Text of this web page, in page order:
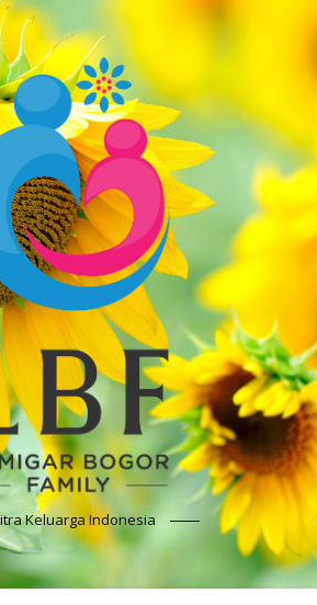
Keluarga Indonesia